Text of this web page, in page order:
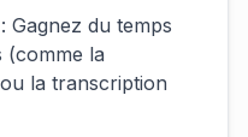
Gagnez du temps
(comme la
la transcription